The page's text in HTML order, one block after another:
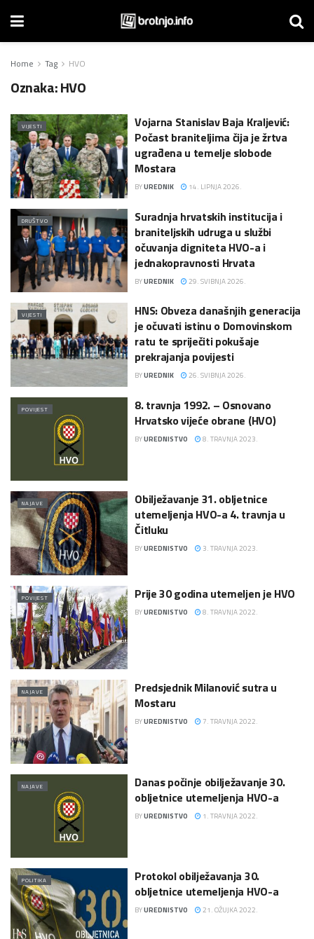
Home Tag HVO
Oznaka:HVO
VIJESTI
Vojarna Stanislav Baja Kraljević:
Počast braniteljima čija je žrtva
ugrađena u temelje slobode
Mostara
BYUREDNIK 14. LIPNJA 2026.
DRUŠTVO
Suradnja hrvatskih institucija i
braniteljskih udruga u službi
očuvanja digniteta HVO-a i
jednakopravnosti Hrvata
BYUREDNIK 29. SVIBNJA 2026.
VIJESTI
HNS: Obveza današnjih generacija
je očuvati istinu o Domovinskom
ratu te spriječiti pokušaje
prekrajanja povijesti
BYUREDNIK 26. SVIBNJA 2026.
POVIJEST
8. travnja 1992. – Osnovano
Hrvatsko vijeće obrane (HVO)
BYUREDNISTVO 8. TRAVNJA 2023.
NAJAVE
Obilježavanje 31. obljetnice
utemeljenja HVO-a 4. travnja u
Čitluku
BYUREDNISTVO 3. TRAVNJA 2023.
POVIJEST Prije 30 godina utemeljen je HVO
BYUREDNISTVO 8. TRAVNJA 2022.
NAJAVE
Predsjednik Milanović sutra u
Mostaru
BYUREDNISTVO 7. TRAVNJA 2022.
NAJAVE
Danas počinje obilježavanje 30.
obljetnice utemeljenja HVO-a
BYUREDNISTVO 1. TRAVNJA 2022.
POLITIKA
Protokol obilježavanja 30.
obljetnice utemeljenja HVO-a
BYUREDNISTVO 21. OŽUJKA 2022.